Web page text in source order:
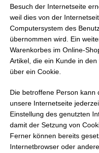
Besuch der Internetseite
weil dies von der
Computersystem des
übernommen wird. Ein
Warenkorbes im Online-
Artikel, die ein Kunde in
über ein Cookie.
Die betroffene Person kann
unsere Internetseite
Einstellung des genutzten
damit der Setzung von
Ferner können bereits
Internetbrowser oder